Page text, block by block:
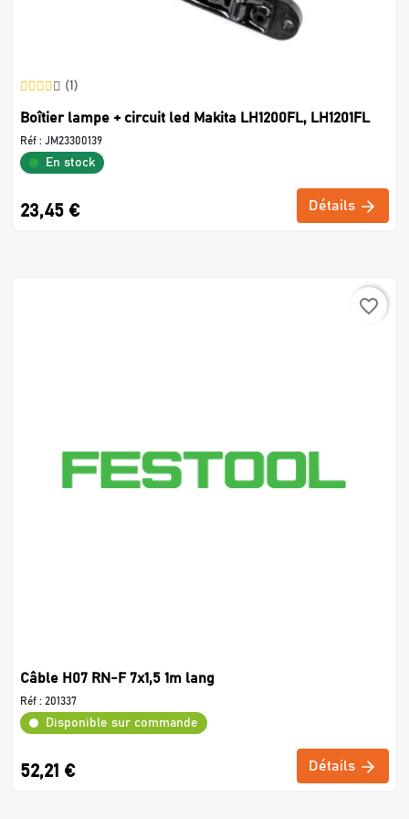
(1)
Boîtier lampe + circuit led Makita LH1200FL, LH1201FL
Réf : JM23300139
En stock
23,45 € Détails
favorite_border
Câble H07 RN-F 7x1,5 1m lang
Réf : 201337
Disponible sur commande
52,21 € Détails